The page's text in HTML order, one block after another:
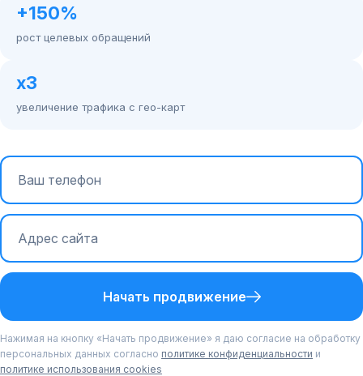
+150%
рост целевых обращений
x3
увеличение трафика с гео-карт
Начать продвижение
Нажимая на кнопку «Начать продвижение» я даю согласие на обработку
персональных данных согласно политике конфиденциальности и
политике использования cookies